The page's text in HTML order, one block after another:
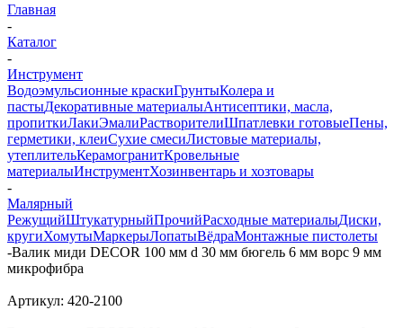
Главная
-
Каталог
-
Инструмент
Водоэмульсионные краскиГрунтыКолера и
пастыДекоративные материалыАнтисептики, масла,
пропиткиЛакиЭмалиРастворителиШпатлевки готовыеПены,
герметики, клеиСухие смесиЛистовые материалы,
утеплительКерамогранитКровельные
материалыИнструментХозинвентарь и хозтовары
-
Малярный
РежущийШтукатурныйПрочийРасходные материалыДиски,
кругиХомутыМаркерыЛопатыВёдраМонтажные пистолеты
-Валик миди DЕCOR 100 мм d 30 мм бюгель 6 мм ворс 9 мм
микрофибра
Артикул: 420-2100